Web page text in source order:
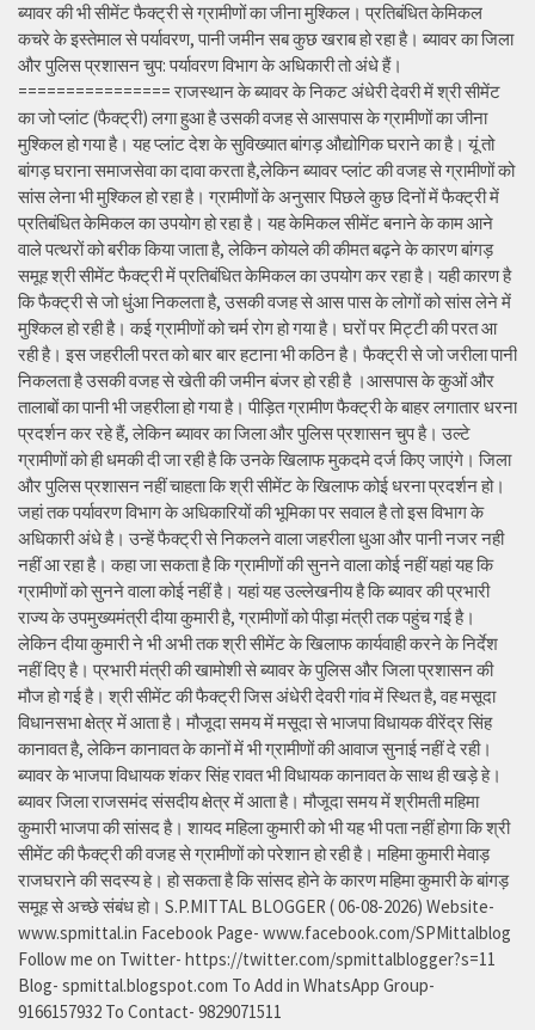
ब्यावर की भी सीमेंट फैक्ट्री से ग्रामीणों का जीना मुश्किल। प्रतिबंधित केमिकल
कचरे के इस्तेमाल से पर्यावरण, पानी जमीन सब कुछ खराब हो रहा है। ब्यावर का जिला
और पुलिस प्रशासन चुप: पर्यावरण विभाग के अधिकारी तो अंधे हैं।
================ राजस्थान के ब्यावर के निकट अंधेरी देवरी में श्री सीमेंट
का जो प्लांट (फैक्ट्री) लगा हुआ है उसकी वजह से आसपास के ग्रामीणों का जीना
मुश्किल हो गया है। यह प्लांट देश के सुविख्यात बांगड़ औद्योगिक घराने का है। यूं तो
बांगड़ घराना समाजसेवा का दावा करता है,लेकिन ब्यावर प्लांट की वजह से ग्रामीणों को
सांस लेना भी मुश्किल हो रहा है। ग्रामीणों के अनुसार पिछले कुछ दिनों में फैक्ट्री में
प्रतिबंधित केमिकल का उपयोग हो रहा है। यह केमिकल सीमेंट बनाने के काम आने
वाले पत्थरों को बरीक किया जाता है, लेकिन कोयले की कीमत बढ़ने के कारण बांगड़
समूह श्री सीमेंट फैक्ट्री में प्रतिबंधित केमिकल का उपयोग कर रहा है। यही कारण है
कि फैक्ट्री से जो धुंआ निकलता है, उसकी वजह से आस पास के लोगों को सांस लेने में
मुश्किल हो रही है। कई ग्रामीणों को चर्म रोग हो गया है। घरों पर मिट्टी की परत आ
रही है। इस जहरीली परत को बार बार हटाना भी कठिन है। फैक्ट्री से जो जरीला पानी
निकलता है उसकी वजह से खेती की जमीन बंजर हो रही है ।आसपास के कुओं और
तालाबों का पानी भी जहरीला हो गया है। पीड़ित ग्रामीण फैक्ट्री के बाहर लगातार धरना
प्रदर्शन कर रहे हैं, लेकिन ब्यावर का जिला और पुलिस प्रशासन चुप है। उल्टे
ग्रामीणों को ही धमकी दी जा रही है कि उनके खिलाफ मुकदमे दर्ज किए जाएंगे। जिला
और पुलिस प्रशासन नहीं चाहता कि श्री सीमेंट के खिलाफ कोई धरना प्रदर्शन हो।
जहां तक पर्यावरण विभाग के अधिकारियों की भूमिका पर सवाल है तो इस विभाग के
अधिकारी अंधे है। उन्हें फैक्ट्री से निकलने वाला जहरीला धुआ और पानी नजर नही
नहीं आ रहा है। कहा जा सकता है कि ग्रामीणों की सुनने वाला कोई नहीं यहां यह कि
ग्रामीणों को सुनने वाला कोई नहीं है। यहां यह उल्लेखनीय है कि ब्यावर की प्रभारी
राज्य के उपमुख्यमंत्री दीया कुमारी है, ग्रामीणों को पीड़ा मंत्री तक पहुंच गई है।
लेकिन दीया कुमारी ने भी अभी तक श्री सीमेंट के खिलाफ कार्यवाही करने के निर्देश
नहीं दिए है। प्रभारी मंत्री की खामोशी से ब्यावर के पुलिस और जिला प्रशासन की
मौज हो गई है। श्री सीमेंट की फैक्ट्री जिस अंधेरी देवरी गांव में स्थित है, वह मसूदा
विधानसभा क्षेत्र में आता है। मौजूदा समय में मसूदा से भाजपा विधायक वीरेंद्र सिंह
कानावत है, लेकिन कानावत के कानों में भी ग्रामीणों की आवाज सुनाई नहीं दे रही।
ब्यावर के भाजपा विधायक शंकर सिंह रावत भी विधायक कानावत के साथ ही खड़े हे।
ब्यावर जिला राजसमंद संसदीय क्षेत्र में आता है। मौजूदा समय में श्रीमती महिमा
कुमारी भाजपा की सांसद है। शायद महिला कुमारी को भी यह भी पता नहीं होगा कि श्री
सीमेंट की फैक्ट्री की वजह से ग्रामीणों को परेशान हो रही है। महिमा कुमारी मेवाड़
राजघराने की सदस्य हे। हो सकता है कि सांसद होने के कारण महिमा कुमारी के बांगड़
समूह से अच्छे संबंध हो। S.P.MITTAL BLOGGER ( 06-08-2026) Website-
www.spmittal.in Facebook Page- www.facebook.com/SPMittalblog
Follow me on Twitter- https://twitter.com/spmittalblogger?s=11
Blog- spmittal.blogspot.com To Add in WhatsApp Group-
9166157932 To Contact- 9829071511